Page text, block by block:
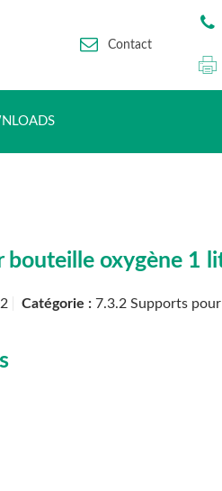
Contact
bouteille oxygène 1
Catégorie :7.3.2 Supports